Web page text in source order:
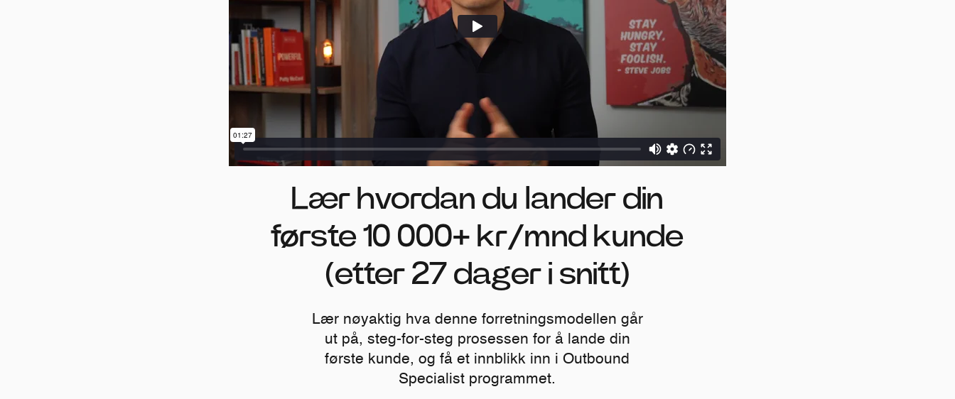
Lær hvordan du lander din
første 10 000+ kr/mnd kunde
(etter 27 dager i snitt)
Lær nøyaktig hva denne forretningsmodellen går
ut på, steg-for-steg prosessen for å lande din
første kunde, og få et innblikk inn i Outbound
Specialist programmet.